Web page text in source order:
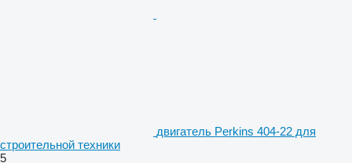
двигатель Perkins 404-22 для
строительной техники
5